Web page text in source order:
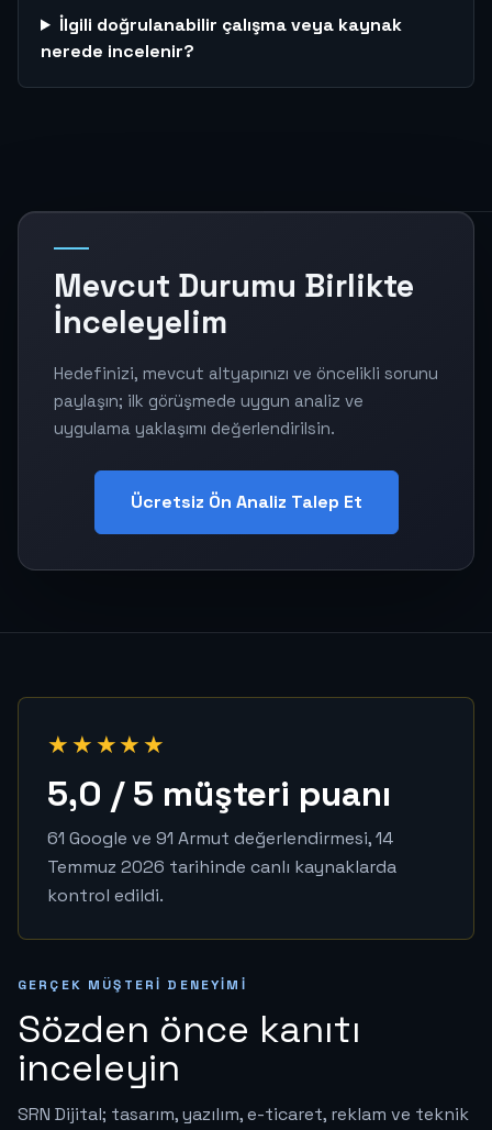
İlgili doğrulanabilir çalışma veya kaynak
nerede incelenir?
Mevcut Durumu Birlikte
İnceleyelim
Hedefinizi, mevcut altyapınızı ve öncelikli sorunu
paylaşın; ilk görüşmede uygun analiz ve
uygulama yaklaşımı değerlendirilsin.
Ücretsiz Ön Analiz Talep Et
★★★★★
5,0 / 5 müşteri puanı
61 Google ve 91 Armut değerlendirmesi, 14
Temmuz 2026 tarihinde canlı kaynaklarda
kontrol edildi.
GERÇEK MÜŞTERI DENEYIMI
Sözden önce kanıtı
inceleyin
SRN Dijital; tasarım, yazılım, e-ticaret, reklam ve teknik